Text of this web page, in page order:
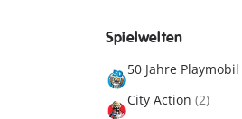
Spielwelten
50 Jahre Playmobil
City Action (2)